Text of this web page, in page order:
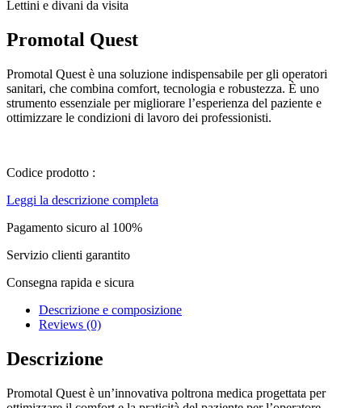
Lettini e divani da visita
Promotal Quest
Promotal Quest è una soluzione indispensabile per gli operatori
sanitari, che combina comfort, tecnologia e robustezza. È uno
strumento essenziale per migliorare l’esperienza del paziente e
ottimizzare le condizioni di lavoro dei professionisti.
Codice prodotto :
Leggi la descrizione completa
Pagamento sicuro al 100%
Servizio clienti garantito
Consegna rapida e sicura
Descrizione e composizione
Reviews (0)
Descrizione
Promotal Quest è un’innovativa poltrona medica progettata per